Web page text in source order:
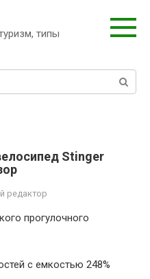
типы
Stinger
редактор
прогулочного
с емкостью 248%